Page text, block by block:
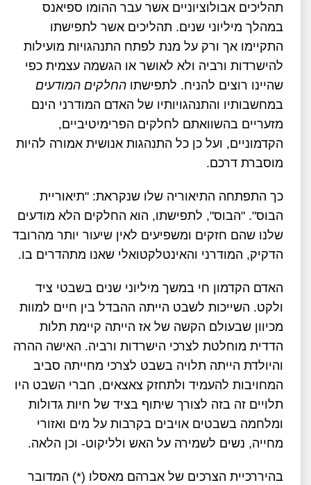
תהליכים אבולוציוניים אשר עבר ההומו ספיאנס
במהלך מיליוני שנים. תהליכים אשר לתפישתו
התקיימו אך ורק על מנת לפתח התנהגויות מועילות
להישרדות ורביה ולא לאושר או הגשמה עצמית כפי
שהיינו רוצים להניח. לתפישתוהחלקים המודעים
במחשבותיו והתנהגויותיו של האדם המודרני הינם
מזעריים בהשוואתם לחלקים הפרימיטיביים,
הקדמוניים, ועל כן כל התנהגות אנושית אמורה להיות
מוסברת דרכם.
כך התפתחה התיאוריה שלו שנקראת: "תיאוריית
הבוס". "הבוס", לתפישתו, הוא החלקים הלא מודעים
שלנו שהם חזקים ומשפיעים לאין שיעור יותר מהרובד
הדקיק, המודרני והאינטלקטואלי שאנו מתהדרים בו.
האדם הקדמון חי במשך מיליוני שנים בשבטי ציד
ולקט. השייכות לשבט הייתה ההבדל בין חיים למוות
מכיוון שבעולם הקשה של אז הייתה קיימת תלות
הדדית מוחלטת לצרכי הישרדות ורביה. האישה ההרה
והיולדת הייתה תלויה בשבט לצרכי מחייתה סביב
המחויבות להעמיד ולתחזק צאצאים, חברי השבט היו
תלויים זה בזה לצורך שיתוף בציד של חיות גדולות
ומלחמה בשבטים אויבים בקרבות על מים ואזורי
מחייה, נשים לשמירה על האש ולליקוט- וכן הלאה.
בהיררכיית הצרכים של אברהם מאסלו (*) המדובר